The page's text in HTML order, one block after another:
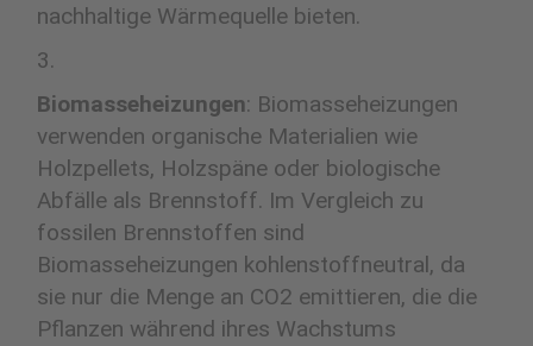
nachhaltige Wärmequelle bieten.
Biomasseheizungen: Biomasseheizungen
verwenden organische Materialien wie
Holzpellets, Holzspäne oder biologische
Abfälle als Brennstoff. Im Vergleich zu
fossilen Brennstoffen sind
Biomasseheizungen kohlenstoffneutral, da
sie nur die Menge an CO2 emittieren, die die
Pflanzen während ihres Wachstums